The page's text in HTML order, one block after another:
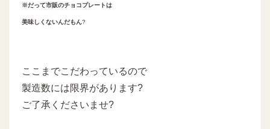
※だって市販のチョコプレートは
美味しくないんだもん?
ここまでこだわっているので
製造数には限界があります?
ご了承くださいませ?